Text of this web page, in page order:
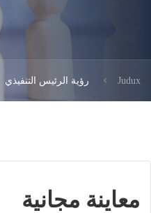
Judux رؤية الرئيس التنفيذي
معاينة مجانية